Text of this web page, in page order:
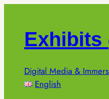
springenExhibits
Digital Media &
English